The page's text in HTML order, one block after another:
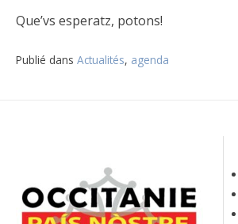
Que’vs esperatz, potons!
Publié dans Actualités, agenda
l’article